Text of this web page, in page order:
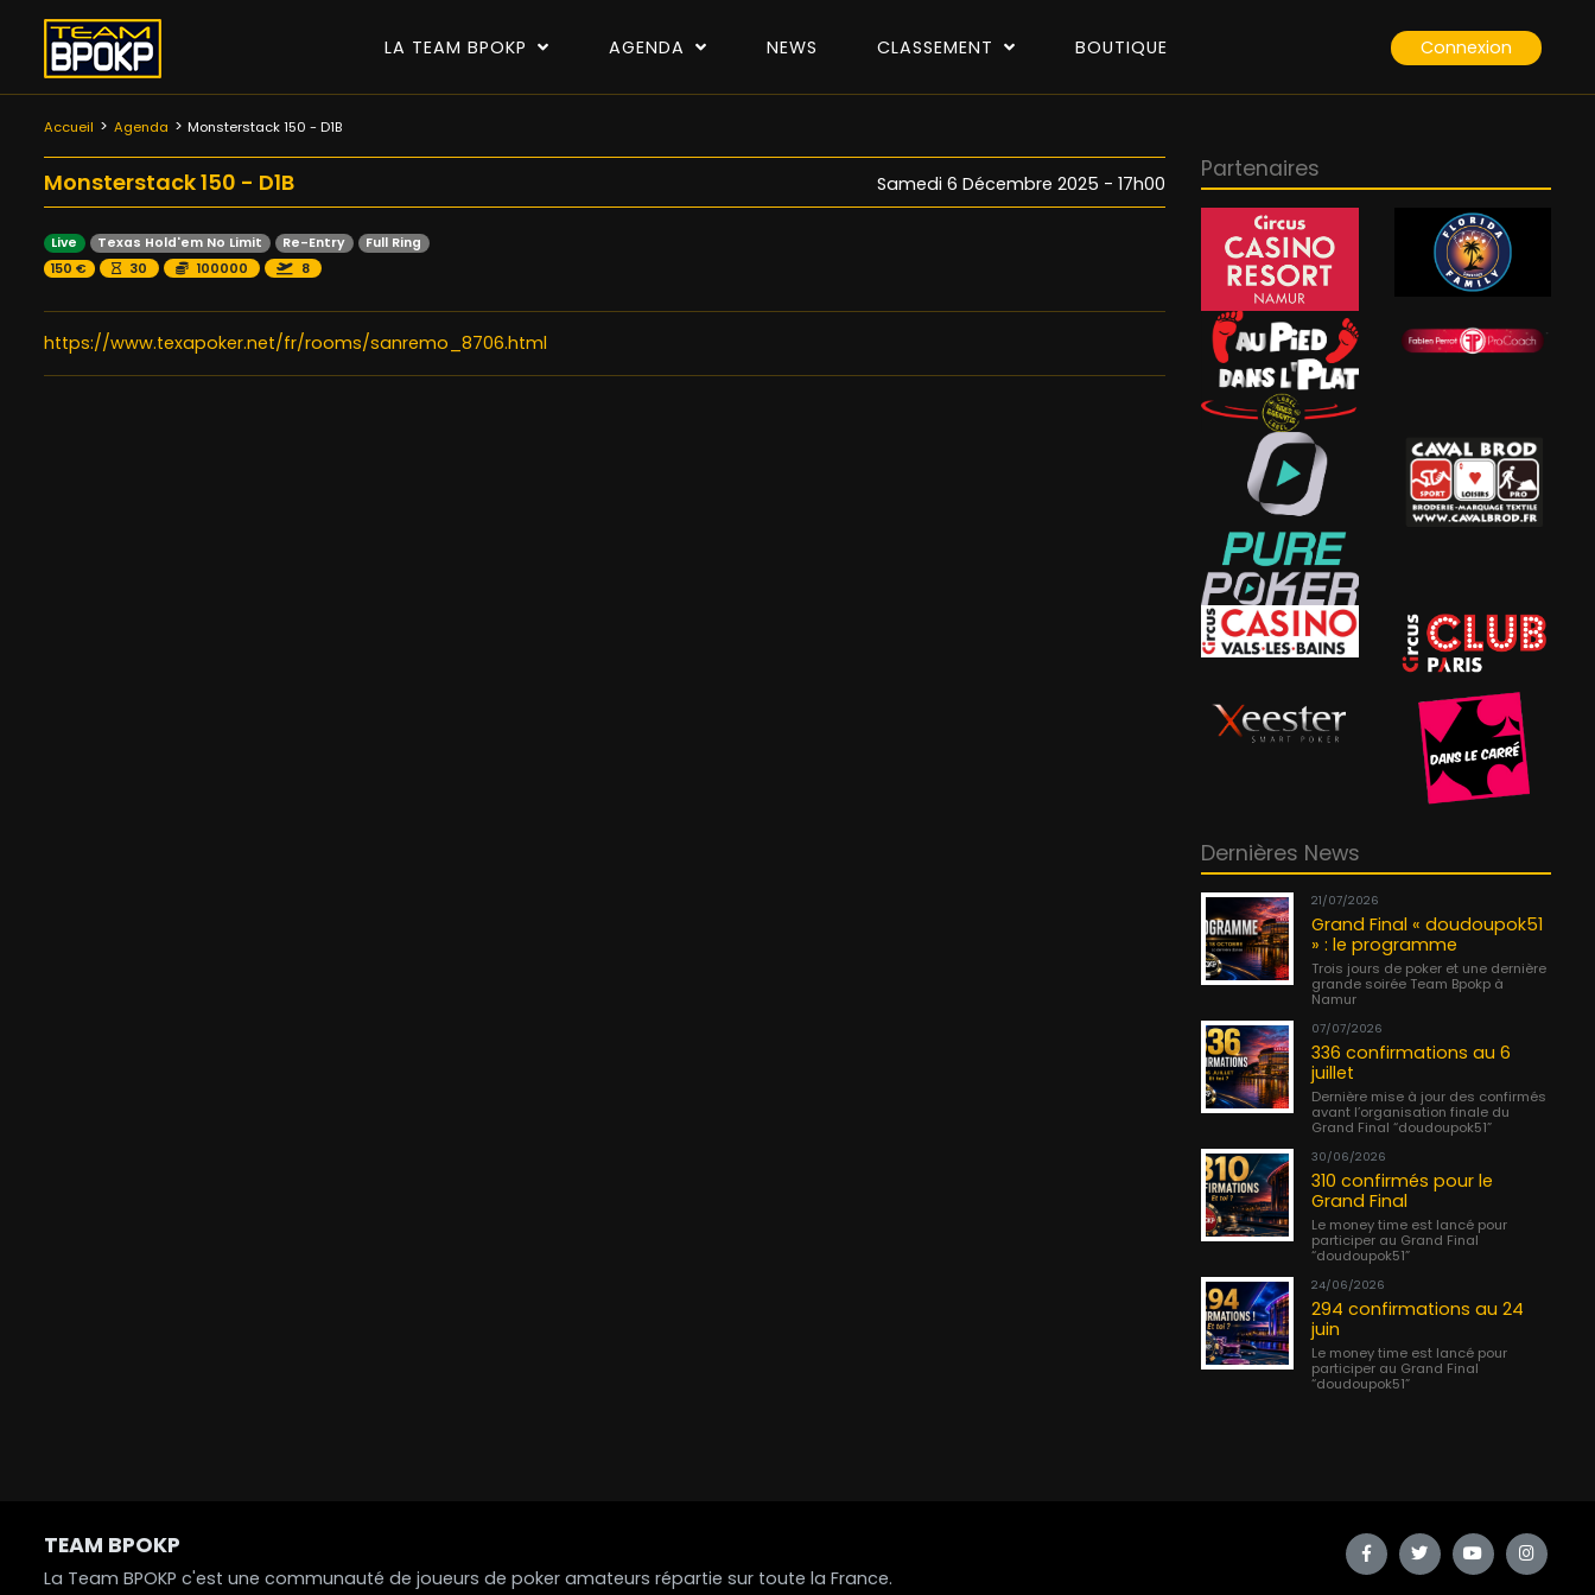
LA TEAM BPOKP AGENDA NEWS CLASSEMENT BOUTIQUE Connexion
Accueil Agenda Monsterstack 150 - D1B
Monsterstack 150 - D1B Samedi 6 Décembre 2025 - 17h00
Live Texas Hold'em No Limit Re-Entry
Full Ring
150 €
30 100000 8
https://www.texapoker.net/fr/rooms/sanremo_8706.html
Partenaires
Dernières News
21/07/2026
Grand Final « doudoupok51
» : le programme
Trois jours de poker et une dernière
grande soirée Team Bpokp à
Namur
07/07/2026
336 confirmations au 6
juillet
Dernière mise à jour des confirmés
avant l’organisation finale du
Grand Final “doudoupok51”
30/06/2026
310 confirmés pour le
Grand Final
Le money time est lancé pour
participer au Grand Final
“doudoupok51”
24/06/2026
294 confirmations au 24
juin
Le money time est lancé pour
participer au Grand Final
“doudoupok51”
TEAM BPOKP
La Team BPOKP c'est une communauté de joueurs de poker amateurs répartie sur toute la France.